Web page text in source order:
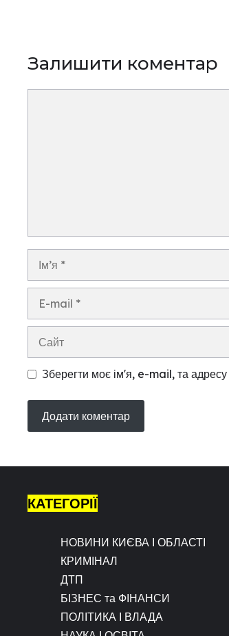
Залишити коментар
Ім’я
Сайт
Зберегти моє ім'я, e-mail, та
КАТЕГОРІЇ
НОВИНИ КИЄВА І ОБЛАСТІ
КРИМІНАЛ
ДТП
БІЗНЕС та ФІНАНСИ
ПОЛІТИКА І ВЛАДА